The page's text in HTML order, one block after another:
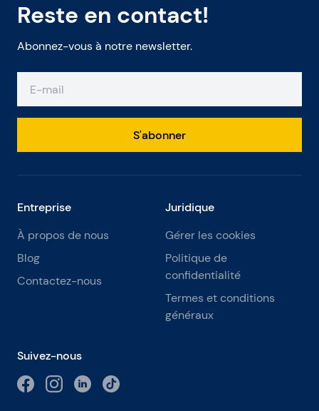
Reste en contact!
Abonnez-vous à notre newsletter.
S'abonner
Entreprise
À propos de nous
Blog
Contactez-nous
Juridique
Gérer les cookies
Politique de
confidentialité
Termes et conditions
généraux
Suivez-nous